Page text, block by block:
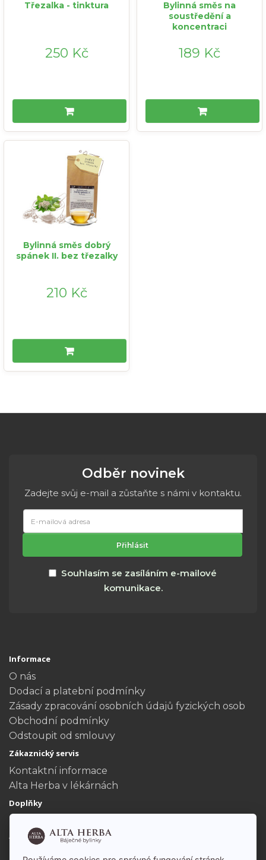
Třezalka - tinktura
250 Kč
Bylinná směs na
soustředění a
koncentraci
189 Kč
Bylinná směs dobrý
spánek II. bez třezalky
210 Kč
Odběr novinek
Zadejte svůj e-mail a zůstaňte s námi v kontaktu.
mailová
adresa
Přihlásit
Souhlasím se zasíláním e-mailové
komunikace.
Informace
O nás
Dodací a platební podmínky
Zásady zpracování osobních údajů fyzických osob
Obchodní podmínky
Odstoupit od smlouvy
Zákaznický servis
Kontaktní informace
Alta Herba v lékárnách
Doplňky
Dárkové poukazy
Akční nabídka